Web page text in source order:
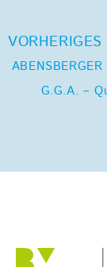
ABENSBERGER
G.G.A. –